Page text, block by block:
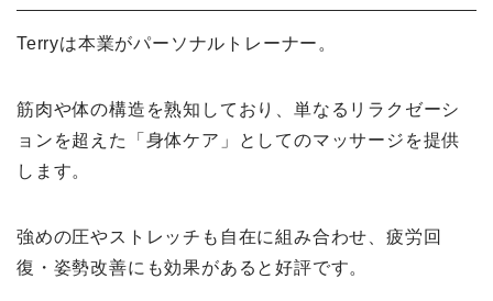
Terryは本業がパーソナルトレーナー。
筋肉や体の構造を熟知しており、単なるリラクゼーシ
ョンを超えた「身体ケア」としてのマッサージを提供
します。
強めの圧やストレッチも自在に組み合わせ、疲労回
復・姿勢改善にも効果があると好評です。